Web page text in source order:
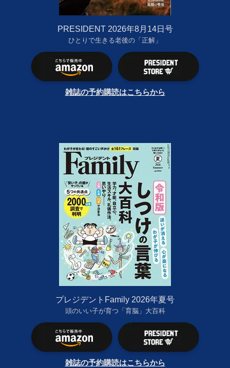
PRESIDENT 2026年8月14日号
ひとりで生きる老後の「正解」
雑誌の予約購読はこちらから
プレジデントFamily 2026年夏号
頭のいい子が育つ「育脳」大百科
雑誌の予約購読はこちらから